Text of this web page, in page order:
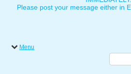
Please post your message either in
Menu